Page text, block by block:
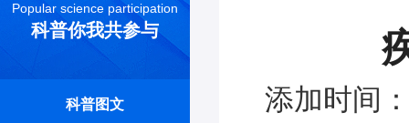
Popular science participation
科普你我共参与
科普图文
添加时间